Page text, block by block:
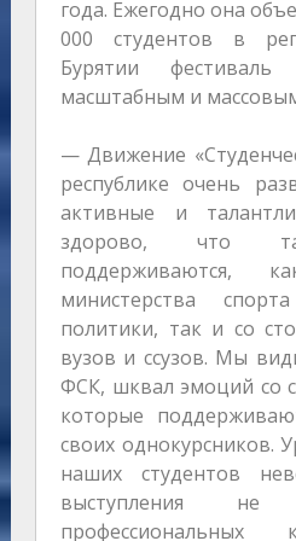
года. Ежегодно она
000 студентов в
Бурятии
масштабным и
— Движение
республике очень
активные и
здорово, что
поддерживаются,
министерства
политики, так и со
вузов и ссузов. Мы
ФСК, шквал эмоций со
которые
своих однокурсников.
наших студентов
выступления